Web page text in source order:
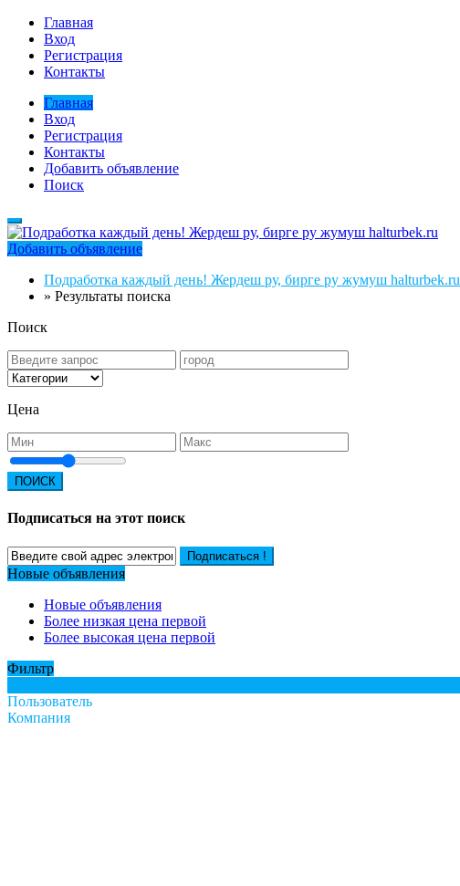
Главная
Вход
Регистрация
Контакты
Главная
Вход
Регистрация
Контакты
Добавить объявление
Поиск
Добавить объявление
Подработка каждый день! Жердеш ру, бирге ру жумуш halturbek.ru
» Результаты поиска
Поиск
Цена
ПОИСК
Подписаться на этот поиск
Подписаться !
Новые объявления
Новые объявления
Более низкая цена первой
Более высокая цена первой
Фильтр
Пользователь
Компания